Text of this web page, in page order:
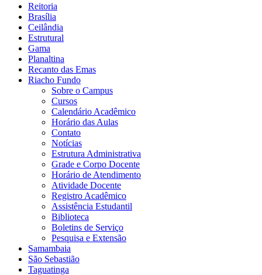
Reitoria
Brasília
Ceilândia
Estrutural
Gama
Planaltina
Recanto das Emas
Riacho Fundo
Sobre o Campus
Cursos
Calendário Acadêmico
Horário das Aulas
Contato
Notícias
Estrutura Administrativa
Grade e Corpo Docente
Horário de Atendimento
Atividade Docente
Registro Acadêmico
Assistência Estudantil
Biblioteca
Boletins de Serviço
Pesquisa e Extensão
Samambaia
São Sebastião
Taguatinga